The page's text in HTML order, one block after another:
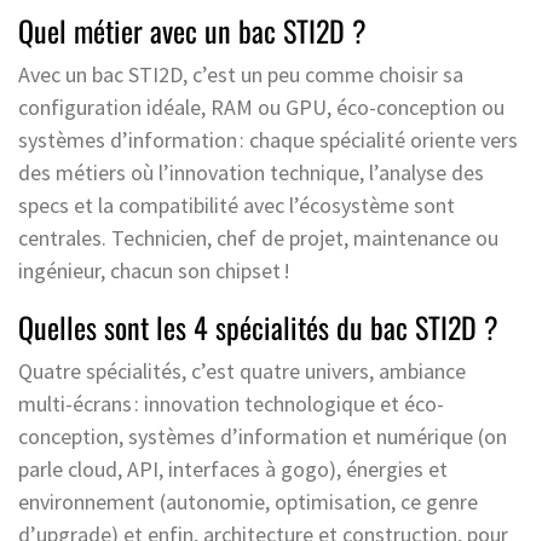
Quel métier avec un bac STI2D ?
Avec un bac STI2D, c’est un peu comme choisir sa
configuration idéale, RAM ou GPU, éco-conception ou
systèmes d’information : chaque spécialité oriente vers
des métiers où l’innovation technique, l’analyse des
specs et la compatibilité avec l’écosystème sont
centrales. Technicien, chef de projet, maintenance ou
ingénieur, chacun son chipset !
Quelles sont les 4 spécialités du bac STI2D ?
Quatre spécialités, c’est quatre univers, ambiance
multi-écrans : innovation technologique et éco-
conception, systèmes d’information et numérique (on
parle cloud, API, interfaces à gogo), énergies et
environnement (autonomie, optimisation, ce genre
d’upgrade) et enfin, architecture et construction, pour